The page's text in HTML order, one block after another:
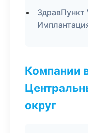
Компании
округ